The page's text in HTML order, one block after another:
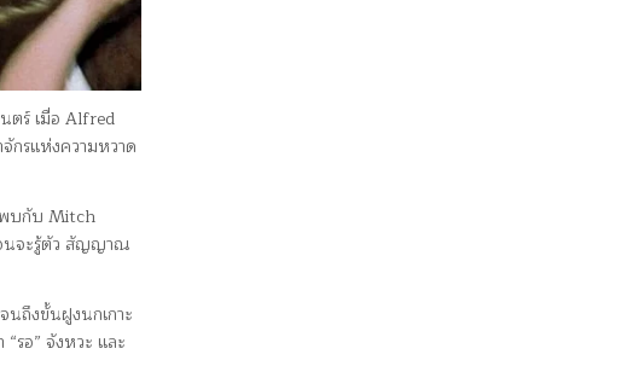
ตร์ เมื่อ Alfred
กรแห่งความหวาด
พบกับ Mitch
อนจะรู้ตัว สัญญาณ
ถึงขั้นฝูงนกเกาะ
รอ” จังหวะ และ